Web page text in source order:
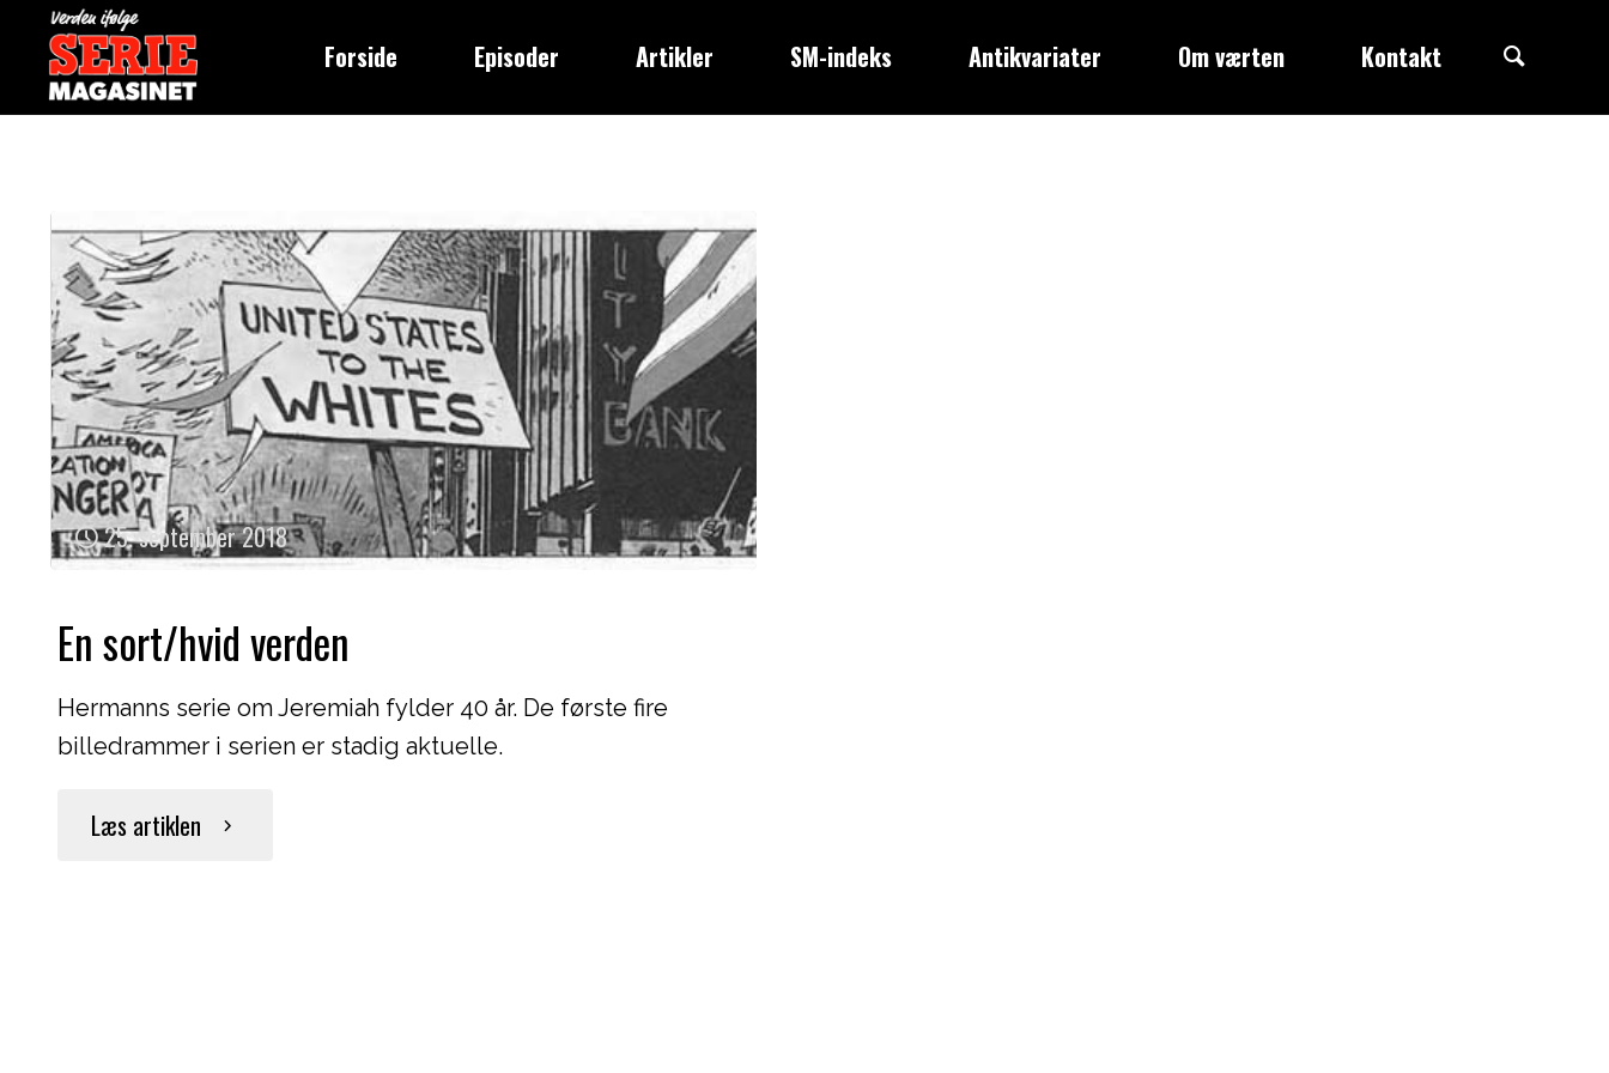
Seriemagasinet
Skip
to
Forside Episoder Artikler SM-indeks Antikvariater Om værten Kontakt
25. september 2018
En sort/hvid verden
Hermanns serie om Jeremiah fylder 40 år. De første fire
billedrammer i serien er stadig aktuelle.
Læs artiklen
"En